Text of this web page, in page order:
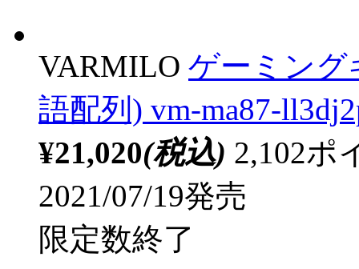
VARMILO ゲーミング
語配列) vm-ma87-
¥21,020(税込) 2,102ポ
2021/07/19発売
限定数終了